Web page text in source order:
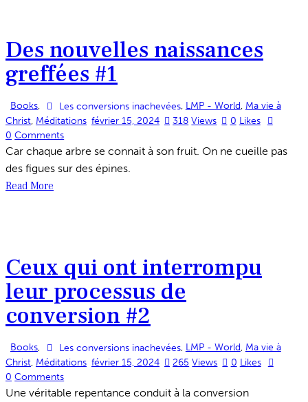
Des nouvelles naissances
greffées #1
Books, Les conversions inachevées, LMP - World, Ma vie à
Christ, Méditations février 15, 2024 318 Views 0 Likes
0 Comments
Car chaque arbre se connait à son fruit. On ne cueille pas
des figues sur des épines.
Read More
Ceux qui ont interrompu
leur processus de
conversion #2
Books, Les conversions inachevées, LMP - World, Ma vie à
Christ, Méditations février 15, 2024 265 Views 0 Likes
0 Comments
Une véritable repentance conduit à la conversion